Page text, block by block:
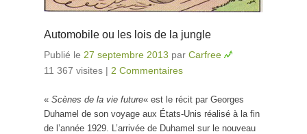
Automobile ou les lois de la jungle
Publié le 27 septembre 2013 par Carfree
11 367 visites | 2 Commentaires
« Scènes de la vie future« est le récit par Georges
Duhamel de son voyage aux États-Unis réalisé à la fin
de l’année 1929. L’arrivée de Duhamel sur le nouveau